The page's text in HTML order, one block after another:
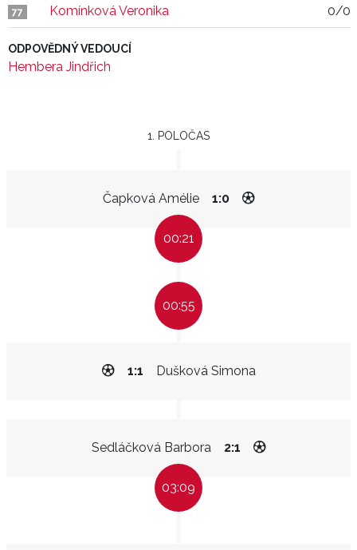
77 Komínková Veronika 0/0
ODPOVĚDNÝ VEDOUCÍ
Hembera Jindřich
1. POLOČAS
Čapková Amélie 1:0
00:21
00:55
Dušková Simona
1:1
Sedláčková Barbora 2:1
03:09